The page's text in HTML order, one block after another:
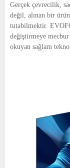
Gerçek çevrecilik,
değil, alınan bir
tutabilmektir.
değiştirmeye
okuyan sağlam